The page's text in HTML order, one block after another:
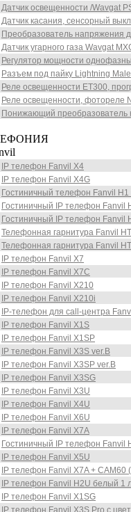
Датчик освещенности /Wavgat
Датчик касания, сенсорный
Преобразователь напряжения
Датчик угарного газа Wavgat
Регулятор мощности
Разъем под пайку Lightning
Реле освещенности ET300,
Реле освещенности, фотореле
Понижающий преобразователь
IP телефон Fanvil X4
IP телефон Fanvil X4G
Гостиничный телефон Fanvil
Гостиничный IP телефон Fanvil
Гостиничный IP телефон Fanvil
Телефонная гарнитура Fanvil
Телефонная гарнитура Fanvil
IP телефон Fanvil X7
IP телефон Fanvil X7С
IP телефон Fanvil X210
IP телефон Fanvil X210i
IP-телефон для call-центра
IP телефон Fanvil X1S
IP телефон Fanvil X1SP
IP телефон Fanvil X3S ver.B
IP телефон Fanvil X3SP ver.B
IP телефон Fanvil X3SG
IP телефон Fanvil X3U
IP телефон Fanvil X4U
IP телефон Fanvil X6U
IP телефон Fanvil X7A
Гостиничный IP телефон Fanvil
IP телефон Fanvil X5U
IP телефон Fanvil X7A + CAM60
IP телефон Fanvil H2U белый 1
IP телефон Fanvil X1SG
IP телефон Fanvil X3S Pro с